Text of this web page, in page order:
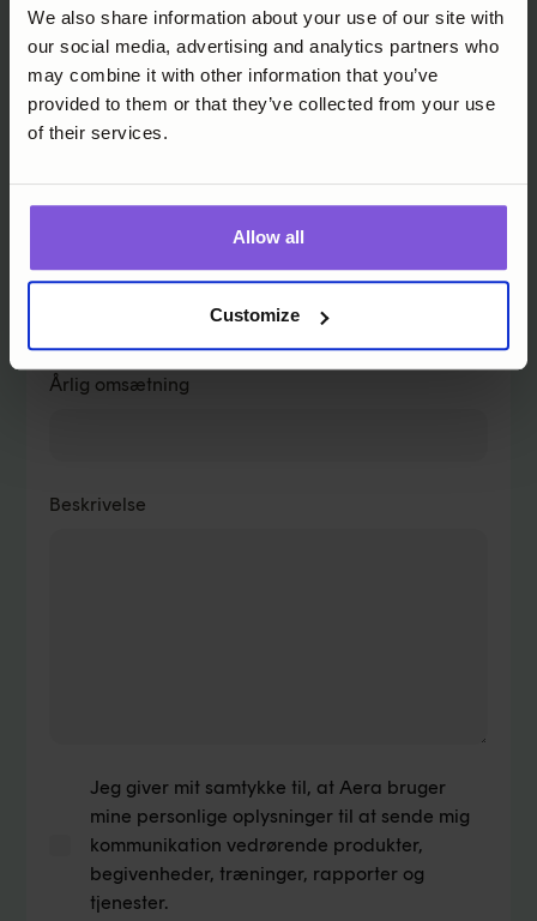
We also share information about your use of our site with
our social media, advertising and analytics partners who
may combine it with other information that you’ve
provided to them or that they’ve collected from your use
of their services.
Allow all
Customize
Firma
Websted
Land
Årlig omsætning
Beskrivelse
Jeg giver mit samtykke til, at Aera bruger
mine personlige oplysninger til at sende mig
kommunikation vedrørende produkter,
begivenheder, træninger, rapporter og
tjenester.